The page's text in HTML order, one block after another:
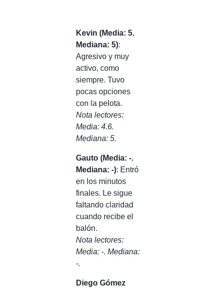
Kevin (Media: 5.
Mediana: 5):
Agresivo y muy
activo, como
siempre. Tuvo
pocas opciones
con la pelota.
Nota lectores:
Media: 4.6.
Mediana: 5.
Gauto (Media: -.
Mediana: -): Entró
en los minutos
finales. Le sigue
faltando claridad
cuando recibe el
balón.
Nota lectores:
Media: -. Mediana:
-.
Diego Gómez